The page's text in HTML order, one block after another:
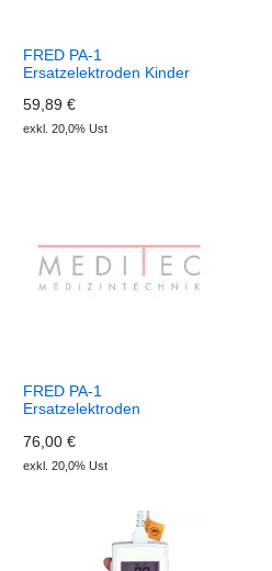
FRED PA-1
Ersatzelektroden Kinder
59,89 €
exkl. 20,0% Ust
FRED PA-1
Ersatzelektroden
76,00 €
exkl. 20,0% Ust